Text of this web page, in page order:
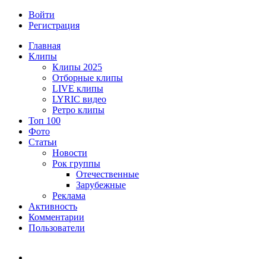
Войти
Регистрация
Главная
Клипы
Клипы 2025
Отборные клипы
LIVE клипы
LYRIC видео
Ретро клипы
Топ 100
Фото
Статьи
Новости
Рок группы
Отечественные
Зарубежные
Реклама
Активность
Комментарии
Пользователи